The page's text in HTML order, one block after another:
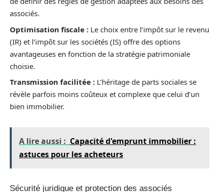
associés.
Optimisation fiscale : Le choix entre l’impôt sur le revenu
(IR) et l’impôt sur les sociétés (IS) offre des options
avantageuses en fonction de la stratégie patrimoniale
choisie.
Transmission facilitée : L’héritage de parts sociales se
révèle parfois moins coûteux et complexe que celui d’un
bien immobilier.
A lire aussi : Capacité d'emprunt immobilier :
astuces pour les acheteurs
Sécurité juridique et protection des associés